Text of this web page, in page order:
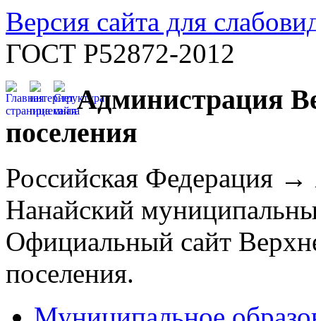
Версия сайта для
ГОСТ Р52872-2012
Администрация
поселения
Российская Федерация
Нанайский
Официальный сайт
поселения.